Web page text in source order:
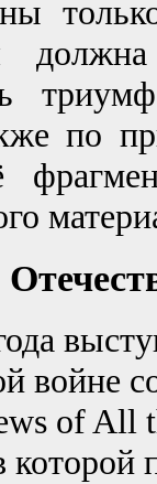
по
войне
of All
которой